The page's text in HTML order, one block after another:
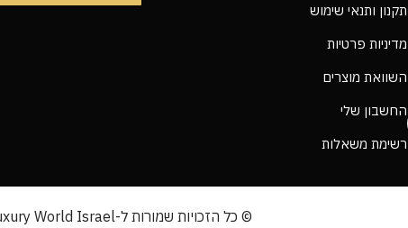
תקנון ותנאי שימוש
מדיניות פרטיות
השוואת מוצרים
החשבון שלי
רשימת משאלות
© כל הזכויות שמורות ל-Luxury World Israel